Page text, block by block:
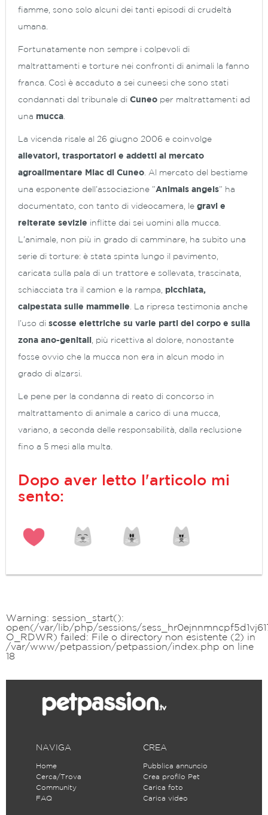
fiamme, sono solo alcuni dei tanti episodi di crudeltà
umana.
Fortunatamente non sempre i colpevoli di
maltrattamenti e torture nei confronti di animali la fanno
franca. Così è accaduto a sei cuneesi che sono stati
condannati dal tribunale di Cuneo per maltrattamenti ad
una mucca
La vicenda risale al 26 giugno 2006 e coinvolge
allevatori, trasportatori e addetti al mercato
agroalimentare Miac di Cuneo . Al mercato del bestiame
una esponente dell’associazione ”Animals angels” ha
documentato, con tanto di videocamera, le gravi e
reiterate sevizie inflitte dai sei uomini alla mucca.
L’animale, non più in grado di camminare, ha subito una
serie di torture: è stata spinta lungo il pavimento,
caricata sulla pala di un trattore e sollevata, trascinata,
schiacciata tra il camion e la rampa, picchiata,
calpestata sulle mammelle . La ripresa testimonia anche
l’uso di scosse elettriche su varie parti del corpo e sulla
zona ano-genitali , più ricettiva al dolore, nonostante
fosse ovvio che la mucca non era in alcun modo in
grado di alzarsi.
Le pene per la condanna di reato di concorso in
maltrattamento di animale a carico di una mucca,
variano, a seconda delle responsabilità, dalla reclusione
fino a 5 mesi alla multa.
Dopo aver letto l'articolo mi
sento:
Warning : session_start():
open(/var/lib/php/sessions/
O_RDWR) failed: File o directory non esistente (2) in
/var/www/petpassion/petpassion/index.php on line
18
NAVIGA
Home
Cerca/Trova
Community
FAQ
CREA
Pubblica annuncio
Crea profilo Pet
Carica foto
Carica video